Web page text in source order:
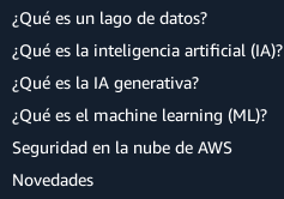
¿Qué es un lago de datos?
¿Qué es la inteligencia artificial (IA)?
¿Qué es la IA generativa?
¿Qué es el machine learning (ML)?
Seguridad en la nube de AWS
Novedades